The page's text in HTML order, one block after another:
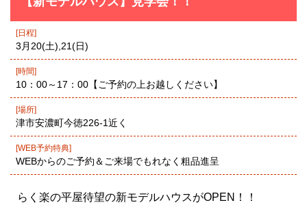
[日程]
3月20(土),21(日)
[時間]
10：00～17：00【ご予約の上お越しください】
[場所]
津市安濃町今徳226-1近く
[WEB予約特典]
WEBからのご予約＆ご来場でもれなく粗品進呈
らく楽の平屋待望の新モデルハウスがOPEN！！